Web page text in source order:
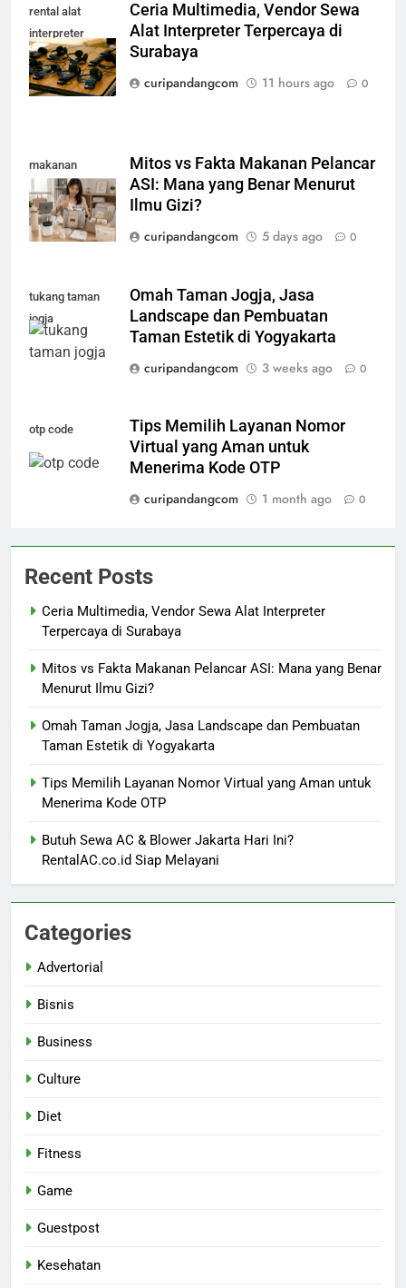
rental alat
interpreter
surabaya
Ceria Multimedia, Vendor Sewa
Alat Interpreter Terpercaya di
Surabaya
curipandangcom
11 hours ago 0
makanan
pelancar asi
Mitos vs Fakta Makanan Pelancar
ASI: Mana yang Benar Menurut
Ilmu Gizi?
curipandangcom
5 days ago 0
tukang taman
jogja
Omah Taman Jogja, Jasa
Landscape dan Pembuatan
Taman Estetik di Yogyakarta
curipandangcom
3 weeks ago 0
otp code
Tips Memilih Layanan Nomor
Virtual yang Aman untuk
Menerima Kode OTP
curipandangcom
1 month ago 0
Recent Posts
Ceria Multimedia, Vendor Sewa Alat Interpreter
Terpercaya di Surabaya
Mitos vs Fakta Makanan Pelancar ASI: Mana yang Benar
Menurut Ilmu Gizi?
Omah Taman Jogja, Jasa Landscape dan Pembuatan
Taman Estetik di Yogyakarta
Tips Memilih Layanan Nomor Virtual yang Aman untuk
Menerima Kode OTP
Butuh Sewa AC & Blower Jakarta Hari Ini?
RentalAC.co.id Siap Melayani
Categories
Advertorial
Bisnis
Business
Culture
Diet
Fitness
Game
Guestpost
Kesehatan